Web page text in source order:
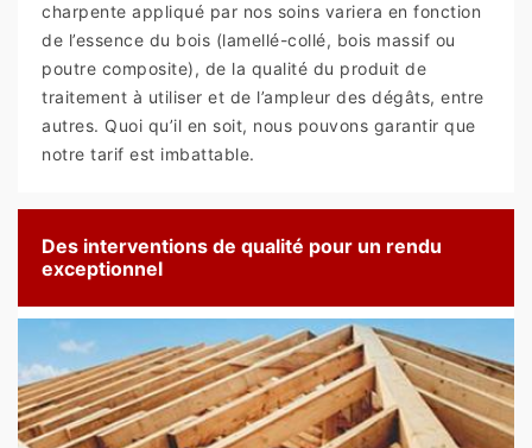
charpente appliqué par nos soins variera en fonction
de l’essence du bois (lamellé-collé, bois massif ou
poutre composite), de la qualité du produit de
traitement à utiliser et de l’ampleur des dégâts, entre
autres. Quoi qu’il en soit, nous pouvons garantir que
notre tarif est imbattable.
Des interventions de qualité pour un rendu
exceptionnel